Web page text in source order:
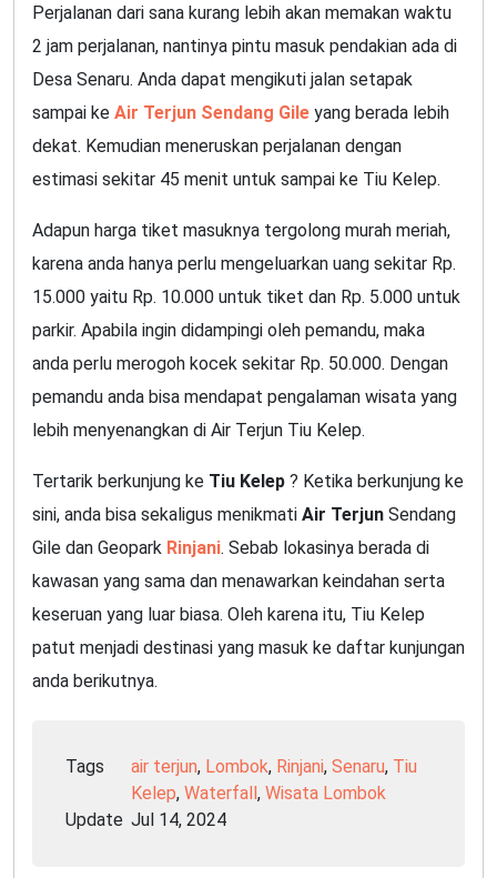
Perjalanan dari sana kurang lebih akan memakan waktu
2 jam perjalanan, nantinya pintu masuk pendakian ada di
Desa Senaru. Anda dapat mengikuti jalan setapak
sampai ke Air Terjun Sendang Gile yang berada lebih
dekat. Kemudian meneruskan perjalanan dengan
estimasi sekitar 45 menit untuk sampai ke Tiu Kelep.
Adapun harga tiket masuknya tergolong murah meriah,
karena anda hanya perlu mengeluarkan uang sekitar Rp.
15.000 yaitu Rp. 10.000 untuk tiket dan Rp. 5.000 untuk
parkir. Apabila ingin didampingi oleh pemandu, maka
anda perlu merogoh kocek sekitar Rp. 50.000. Dengan
pemandu anda bisa mendapat pengalaman wisata yang
lebih menyenangkan di Air Terjun Tiu Kelep.
Tertarik berkunjung ke Tiu Kelep ? Ketika berkunjung ke
sini, anda bisa sekaligus menikmati Air Terjun Sendang
Gile dan Geopark Rinjani. Sebab lokasinya berada di
kawasan yang sama dan menawarkan keindahan serta
keseruan yang luar biasa. Oleh karena itu, Tiu Kelep
patut menjadi destinasi yang masuk ke daftar kunjungan
anda berikutnya.
Tags air terjun, Lombok, Rinjani, Senaru, Tiu
Kelep, Waterfall, Wisata Lombok
Update Jul 14, 2024